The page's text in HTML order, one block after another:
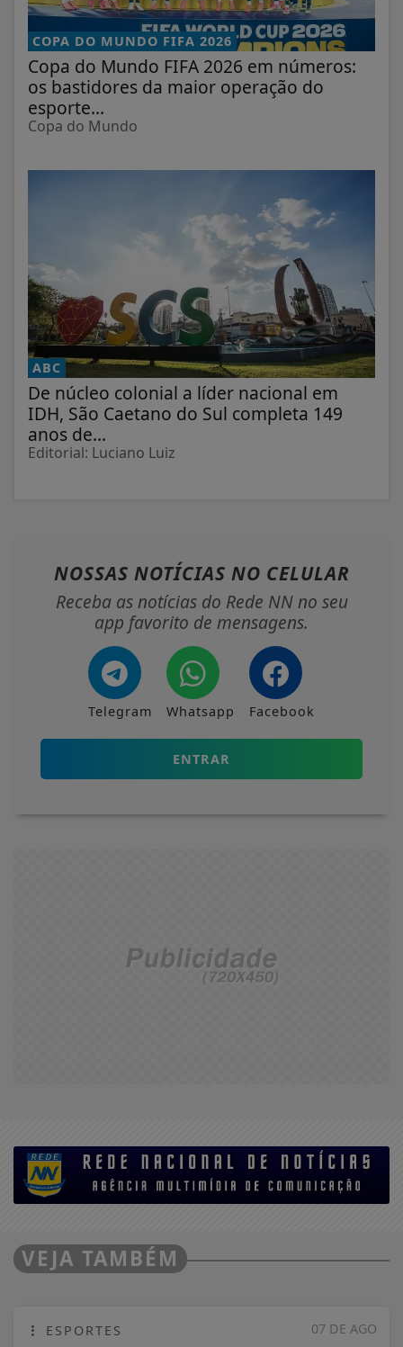
COPA DO MUNDO FIFA 2026
Copa do Mundo FIFA 2026 em números:
os bastidores da maior operação do
esporte...
Copa do Mundo
ABC
De núcleo colonial a líder nacional em
IDH, São Caetano do Sul completa 149
anos de...
Editorial: Luciano Luiz
NOSSAS NOTÍCIAS NO CELULAR
Receba as notícias do Rede NN no seu
app favorito de mensagens.
Telegram Whatsapp Facebook
ENTRAR
VEJA TAMBÉM
07 DE AGO
ESPORTES